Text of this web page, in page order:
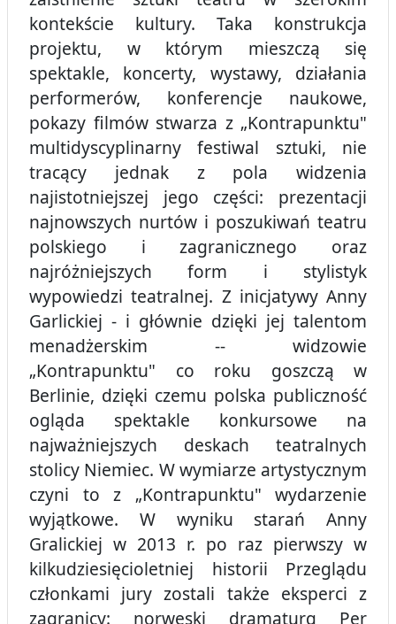
kontekście kultury. Taka konstrukcja
projektu, w którym mieszczą się
spektakle, koncerty, wystawy, działania
performerów, konferencje naukowe,
pokazy filmów stwarza z „Kontrapunktu"
multidyscyplinarny festiwal sztuki, nie
tracący jednak z pola widzenia
najistotniejszej jego części: prezentacji
najnowszych nurtów i poszukiwań teatru
polskiego i zagranicznego oraz
najróżniejszych form i stylistyk
wypowiedzi teatralnej. Z inicjatywy Anny
Garlickiej - i głównie dzięki jej talentom
menadżerskim -- widzowie
„Kontrapunktu" co roku goszczą w
Berlinie, dzięki czemu polska publiczność
ogląda spektakle konkursowe na
najważniejszych deskach teatralnych
stolicy Niemiec. W wymiarze artystycznym
czyni to z „Kontrapunktu" wydarzenie
wyjątkowe. W wyniku starań Anny
Gralickiej w 2013 r. po raz pierwszy w
kilkudziesięcioletniej historii Przeglądu
członkami jury zostali także eksperci z
zagranicy: norweski dramaturg Per